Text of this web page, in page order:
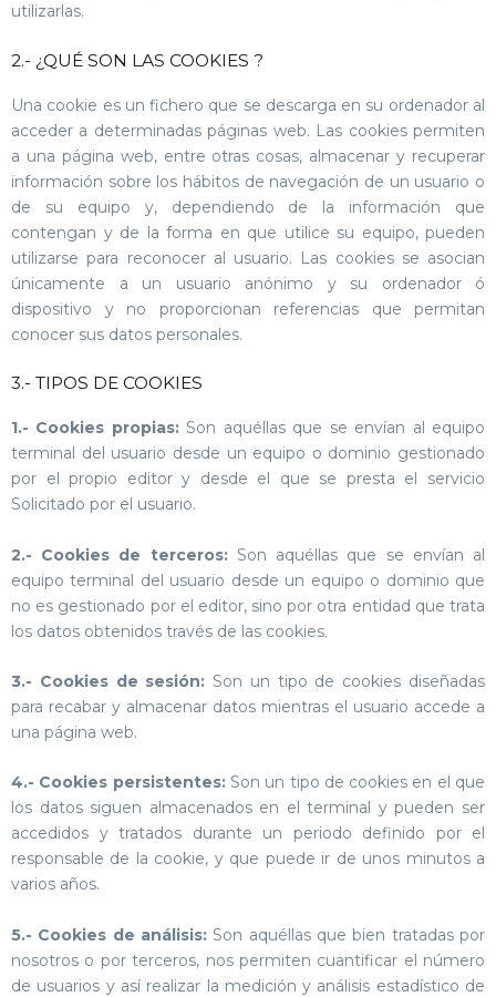
utilizarlas.
2.- ¿QUÉ SON LAS COOKIES ?
Una cookie es un fichero que se descarga en su ordenador al
acceder a determinadas páginas web. Las cookies permiten
a una página web, entre otras cosas, almacenar y recuperar
información sobre los hábitos de navegación de un usuario o
de su equipo y, dependiendo de la información que
contengan y de la forma en que utilice su equipo, pueden
utilizarse para reconocer al usuario. Las cookies se asocian
únicamente a un usuario anónimo y su ordenador ó
dispositivo y no proporcionan referencias que permitan
conocer sus datos personales.
3.- TIPOS DE COOKIES
1.- Cookies propias:Son aquéllas que se envían al equipo
terminal del usuario desde un equipo o dominio gestionado
por el propio editor y desde el que se presta el servicio
Solicitado por el usuario.
2.- Cookies de terceros:Son aquéllas que se envían al
equipo terminal del usuario desde un equipo o dominio que
no es gestionado por el editor, sino por otra entidad que trata
los datos obtenidos través de las cookies.
3.- Cookies de sesión: Son un tipo de cookies diseñadas
para recabar y almacenar datos mientras el usuario accede a
una página web.
4.- Cookies persistentes: Son un tipo de cookies en el que
los datos siguen almacenados en el terminal y pueden ser
accedidos y tratados durante un periodo definido por el
responsable de la cookie, y que puede ir de unos minutos a
varios años.
5.- Cookies de análisis: Son aquéllas que bien tratadas por
nosotros o por terceros, nos permiten cuantificar el número
de usuarios y así realizar la medición y análisis estadístico de